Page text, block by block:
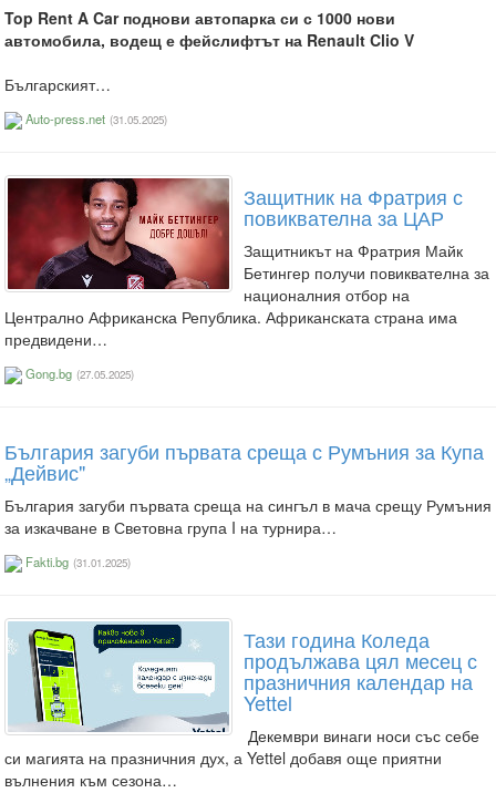
Top Rent A Car поднови автопарка си с 1000 нови
автомобила, водещ е фейслифтът на Renault Clio V
Българският…
Auto-press.net (31.05.2025)
Защитник на Фратрия с
повиквателна за ЦАР
Защитникът на Фратрия Майк
Бетингер получи повиквателна за
националния отбор на
Централно Африканска Република. Африканската страна има
предвидени…
Gong.bg (27.05.2025)
България загуби първата среща с Румъния за Купа
„Дейвис"
България загуби първата среща на сингъл в мача срещу Румъния
за изкачване в Световна група I на турнира…
Fakti.bg (31.01.2025)
Тази година Коледа
продължава цял месец с
празничния календар на
Yettel
Декември винаги носи със себе
си магията на празничния дух, а Yettel добавя още приятни
вълнения към сезона…